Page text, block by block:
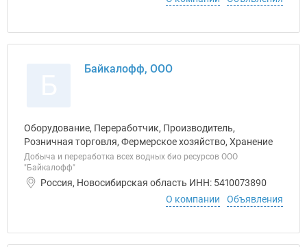
Байкалофф, ООО
Оборудование, Переработчик, Производитель,
Розничная торговля, Фермерское хозяйство, Хранение
Добыча и переработка всех водных био ресурсов ООО
"Байкалофф"
Россия, Новосибирская область ИНН: 5410073890
О компании
Объявления